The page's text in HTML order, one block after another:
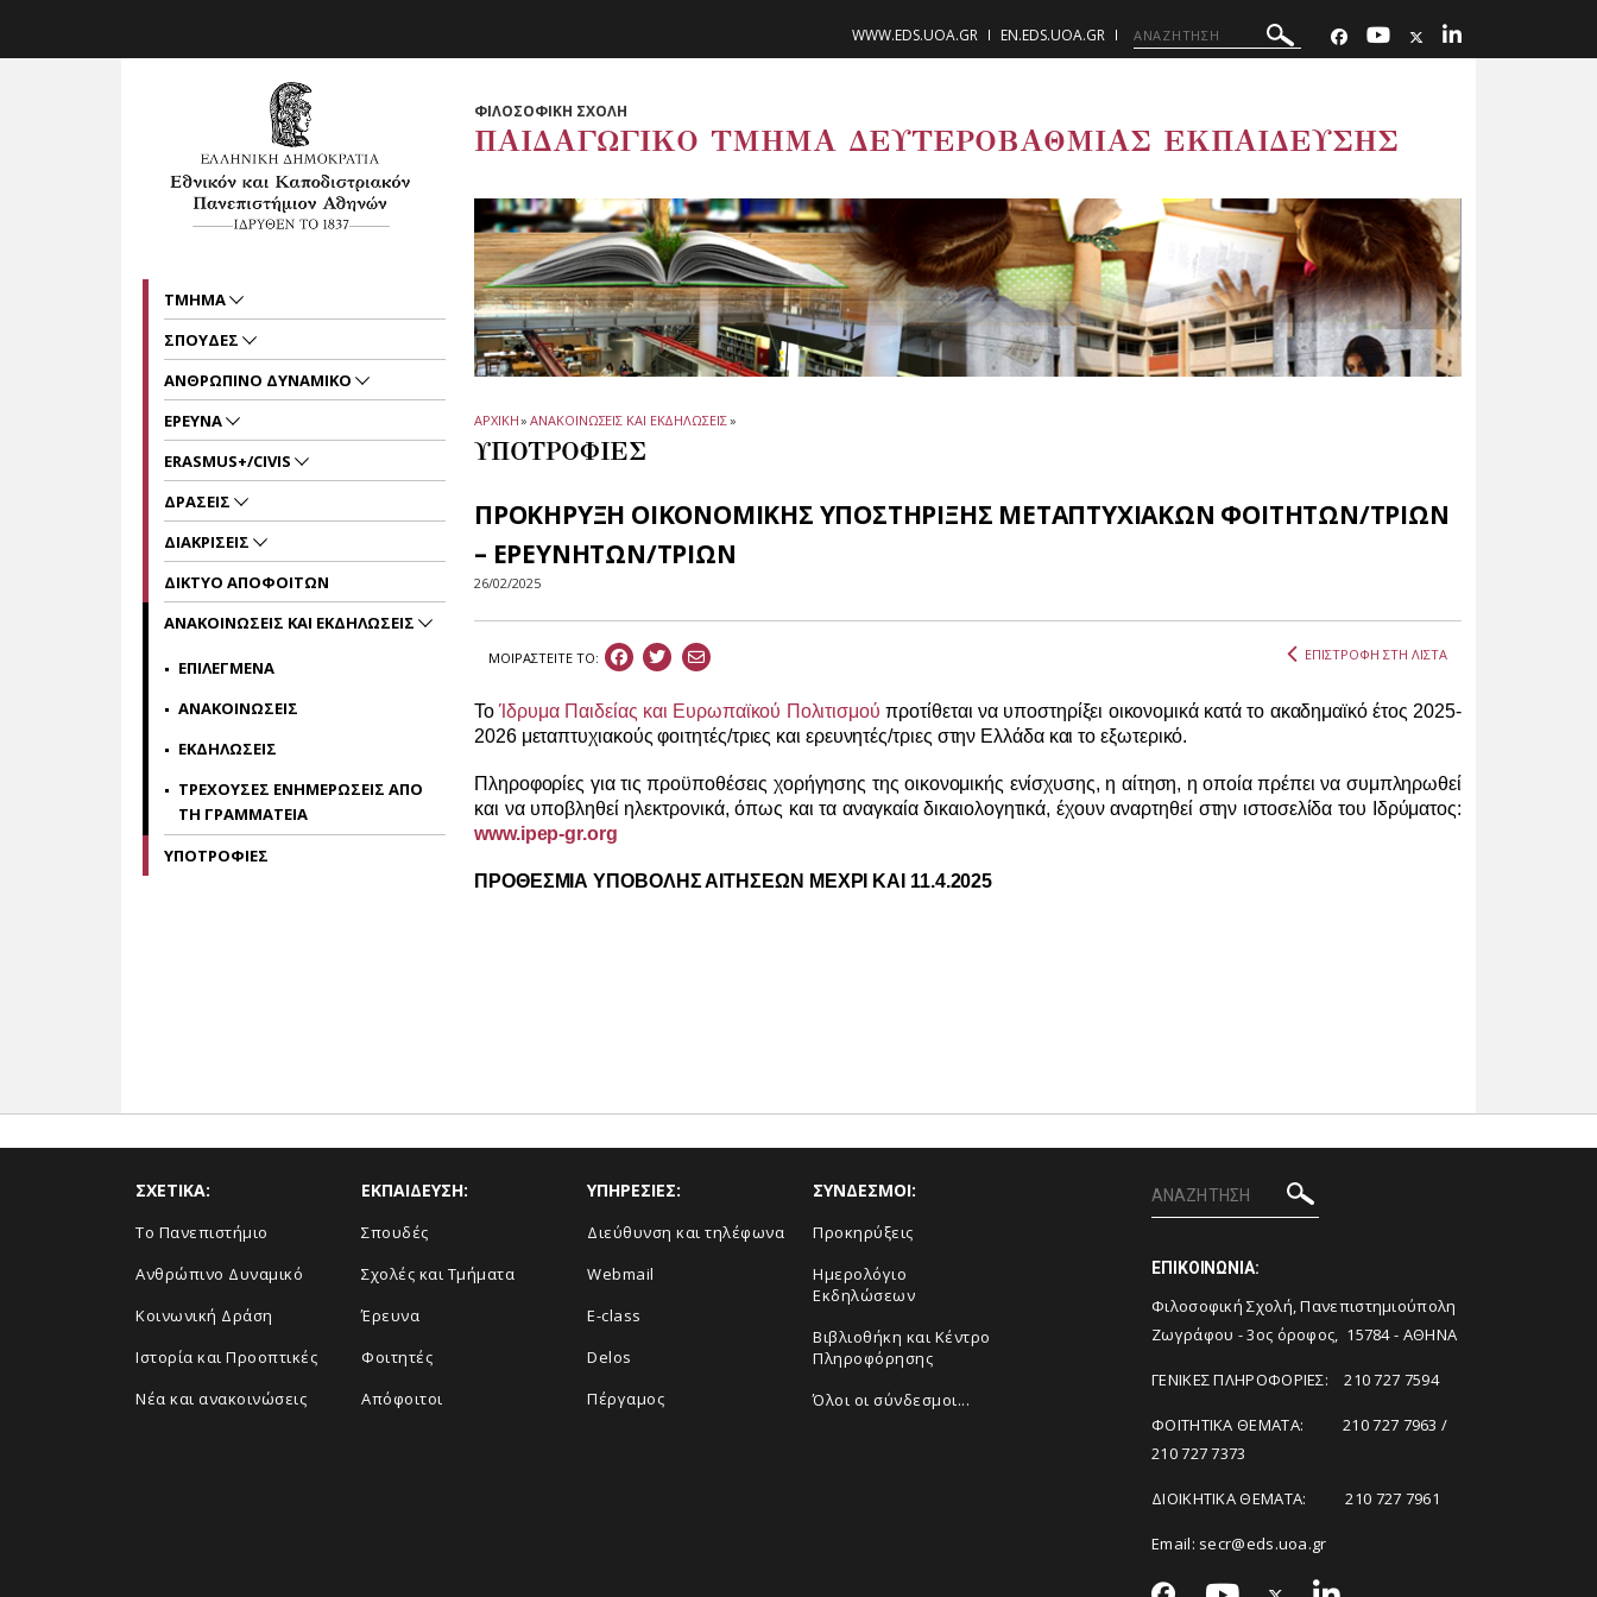
WWW.EDS.UOA.GR EN.EDS.UOA.GR
ΦΙΛΟΣΟΦΙΚΗ ΣΧΟΛΗ
ΠΑΙΔΑΓΩΓΙΚΟ ΤΜΗΜΑ ΔΕΥΤΕΡΟΒΑΘΜΙΑΣ ΕΚΠΑΙΔΕΥΣΗΣ
ΑΡΧΙΚΗ» ΑΝΑΚΟΙΝΩΣΕΙΣ ΚΑΙ ΕΚΔΗΛΩΣΕΙΣ»
ΥΠΟΤΡΟΦΙΕΣ
ΠΡΟΚΗΡΥΞΗ ΟΙΚΟΝΟΜΙΚΗΣ ΥΠΟΣΤΗΡΙΞΗΣ ΜΕΤΑΠΤΥΧΙΑΚΩΝ ΦΟΙΤΗΤΩΝ/ΤΡΙΩΝ
– ΕΡΕΥΝΗΤΩΝ/ΤΡΙΩΝ
26/02/2025
ΜΟΙΡΑΣΤEIΤΕ ΤΟ: ΕΠΙΣΤΡΟΦΗ ΣΤΗ ΛΙΣΤΑ
ΤοΊδρυμα Παιδείας και Ευρωπαϊκού Πολιτισμού προτίθεται να υποστηρίξει οικονομικά κατά το ακαδημαϊκό έτος 2025-
2026 μεταπτυχιακούς φοιτητές/τριες και ερευνητές/τριες στην Ελλάδα και το εξωτερικό.
Πληροφορίες για τις προϋποθέσεις χορήγησης της οικονομικής ενίσχυσης, η αίτηση, η οποία πρέπει να συμπληρωθεί
και να υποβληθεί ηλεκτρονικά, όπως και τα αναγκαία δικαιολογητικά, έχουν αναρτηθεί στην ιστοσελίδα του Ιδρύματος:
www.ipep-gr.org
ΠΡΟΘΕΣΜΙΑ ΥΠΟΒΟΛΗΣ ΑΙΤΗΣΕΩΝ ΜΕΧΡΙ ΚΑΙ 11.4.2025
ΤΜΗΜΑ
ΣΠΟΥΔΕΣ
ΑΝΘΡΩΠΙΝΟ ΔΥΝΑΜΙΚΟ
ΕΡΕΥΝΑ
ERASMUS+/CIVIS
ΔΡΑΣΕΙΣ
ΔΙΑΚΡΙΣΕΙΣ
ΔΙΚΤΥΟ ΑΠΟΦΟΙΤΩΝ
ΑΝΑΚΟΙΝΩΣΕΙΣ ΚΑΙ ΕΚΔΗΛΩΣΕΙΣ
ΕΠΙΛΕΓΜΕΝΑ
ΑΝΑΚΟΙΝΩΣΕΙΣ
ΕΚΔΗΛΩΣΕΙΣ
ΤΡΕΧΟΥΣΕΣ ΕΝΗΜΕΡΩΣΕΙΣ ΑΠΟ
ΤΗ ΓΡΑΜΜΑΤΕΙΑ
ΥΠΟΤΡΟΦΙΕΣ
ΣΧΕΤΙΚΑ:
Το Πανεπιστήμιο
Ανθρώπινο Δυναμικό
Κοινωνική Δράση
Ιστορία και Προοπτικές
Νέα και ανακοινώσεις
ΕΚΠΑΙΔΕΥΣΗ:
Σπουδές
Σχολές και Τμήματα
Έρευνα
Φοιτητές
Απόφοιτοι
ΥΠΗΡΕΣΙΕΣ:
Διεύθυνση και τηλέφωνα
Webmail
E-class
Delos
Πέργαμος
ΣΥΝΔΕΣΜΟΙ:
Προκηρύξεις
Ημερολόγιο
Εκδηλώσεων
Βιβλιοθήκη και Κέντρο
Πληροφόρησης
Όλοι οι σύνδεσμοι...
ΕΠΙΚΟΙΝΩΝΙΑ:
Φιλοσοφική Σχολή, Πανεπιστημιούπολη
Ζωγράφου - 3ος όροφος, 15784 - ΑΘΗΝΑ
ΓΕΝΙΚΕΣ ΠΛΗΡΟΦΟΡΙΕΣ: 210 727 7594
ΦΟΙΤΗΤΙΚΑ ΘΕΜΑΤΑ: 210 727 7963 /
210 727 7373
ΔΙΟΙΚΗΤΙΚΑ ΘΕΜΑΤΑ: 210 727 7961
Email: secr@eds.uoa.gr